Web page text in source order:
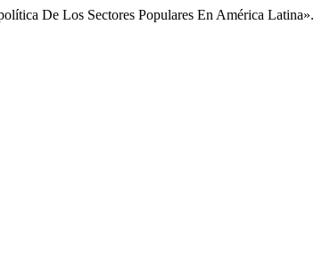
De Los Sectores Populares En América Latina».